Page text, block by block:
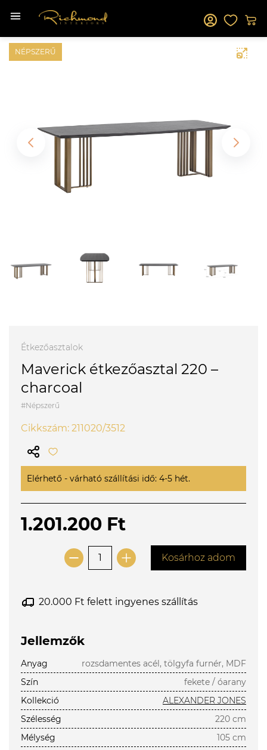
NÉPSZERŰ
Étkezőasztalok
Maverick étkezőasztal 220 –
charcoal
#Népszerű
Cikkszám: 211020/3512
Elérhető - várható szállítási idő: 4-5 hét.
1.201.200 Ft
Kosárhoz adom
20.000 Ft felett ingyenes szállítás
Jellemzők
Anyag
rozsdamentes acél, tölgyfa furnér, MDF
Szín
fekete / óarany
Kollekció
ALEXANDER JONES
Szélesség
220 cm
Mélység
105 cm